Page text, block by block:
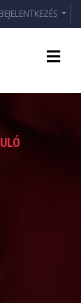
BEJELENTKEZÉS